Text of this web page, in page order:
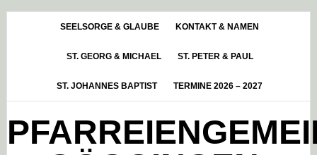
HauptsidebarSEELSORGE & GLAUBE KONTAKT & NAMEN
ST. GEORG & MICHAEL ST. PETER & PAUL
ST. JOHANNES BAPTIST TERMINE 2026 – 2027